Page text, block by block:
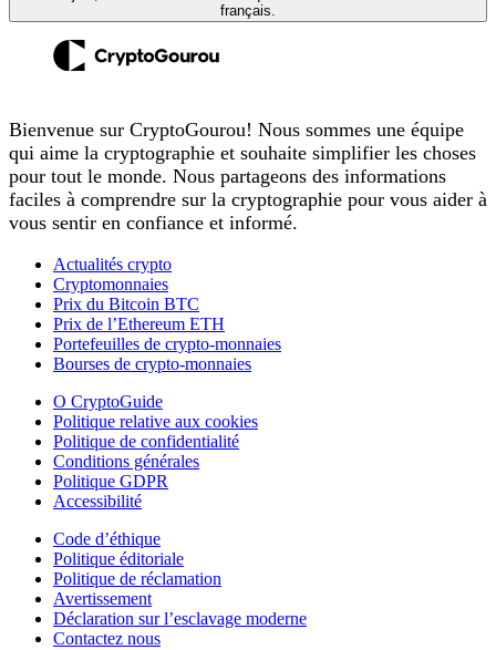
français.
Bienvenue sur CryptoGourou! Nous sommes une équipe
qui aime la cryptographie et souhaite simplifier les choses
pour tout le monde. Nous partageons des informations
faciles à comprendre sur la cryptographie pour vous aider à
vous sentir en confiance et informé.
Actualités crypto
Cryptomonnaies
Prix du Bitcoin BTC
Prix de l’Ethereum ETH
Portefeuilles de crypto-monnaies
Bourses de crypto-monnaies
O CryptoGuide
Politique relative aux cookies
Politique de confidentialité
Conditions générales
Politique GDPR
Accessibilité
Code d’éthique
Politique éditoriale
Politique de réclamation
Avertissement
Déclaration sur l’esclavage moderne
Contactez nous